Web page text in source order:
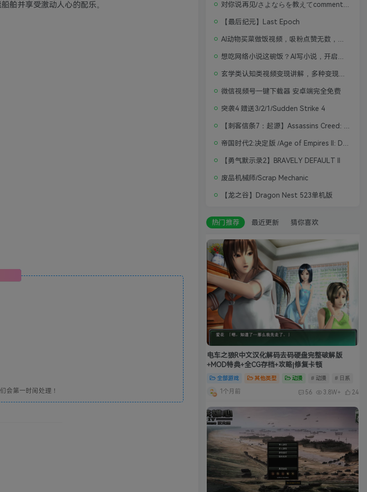
舶并享受激动人心的配乐。
会第一时间处理！
【最后纪元】Last Epoch
微信视频号一键下载器 安卓端完全免费
突袭4 赠送3/2/1/Sudden Strike 4
【勇气默示录2】BRAVELY DEFAULT II
废品机械师/Scrap Mechanic
【龙之谷】Dragon Nest 523单机版
热门推荐 最近更新 猜你喜欢
电车之狼R中文汉化解码去码硬盘完整破解版
+MOD特典+全CG存档+攻略|修复卡顿
全部游戏 其他类型 动漫 # 动漫 # 日系
1个月前 56 3.8W+ 24